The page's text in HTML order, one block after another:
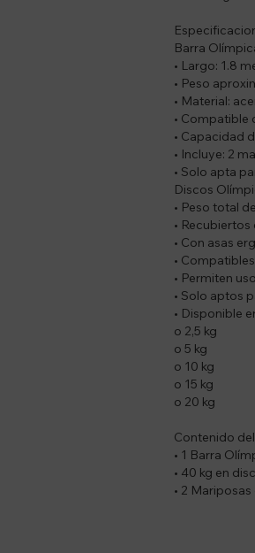
Barra
• Largo: 1.8
• Peso
• Material:
• Compatible
• Capacidad
• Incluye: 2
• Solo apta
Discos
• Peso total
•
• Con asas
•
• Permiten
• Solo aptos
• Disponible
o 2,5 kg
o 5 kg
o 10 kg
o 15 kg
o 20 kg
Contenido
• 1 Barra
• 40 kg en
• 2